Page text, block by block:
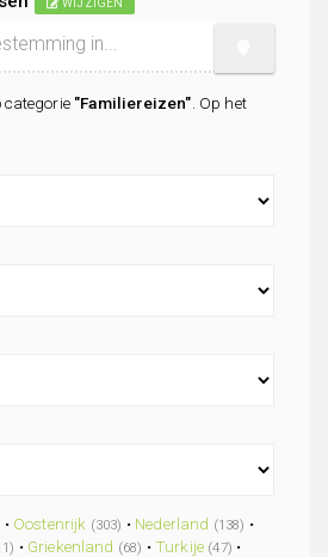
"Familiereizen" . Op het
Oostenrijk (303) • Nederland (138) •
• Griekenland (68) • Turkije (47) •